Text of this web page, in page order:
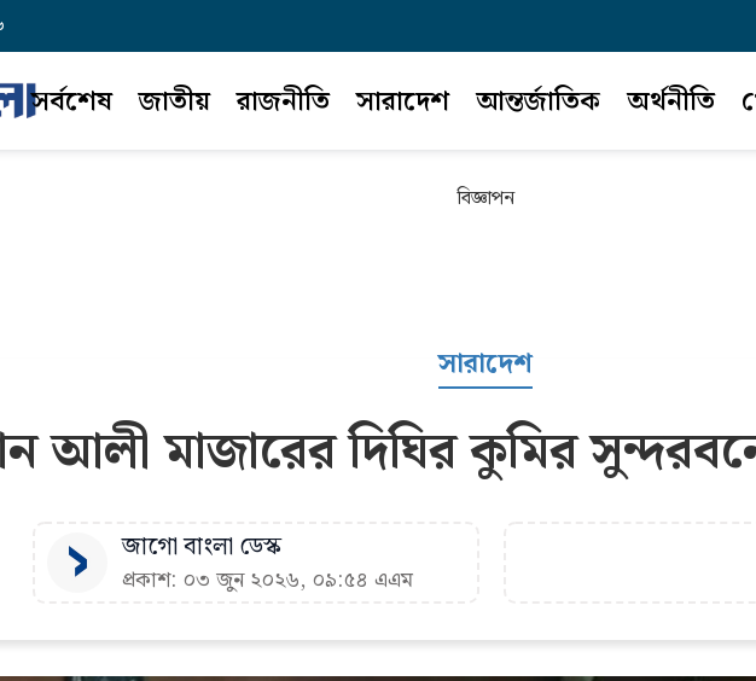
সর্বশেষ জাতীয় রাজনীতি সারাদেশ আন্তর্জাতিক অর্থনীতি
বিজ্ঞাপন
সারাদেশ
আলী মাজারের দিঘির কুমির সুন্দরবনে
জাগো বাংলা ডেস্ক
প্রকাশ: ০৩ জুন ২০২৬, ০৯:৫৪ এএম